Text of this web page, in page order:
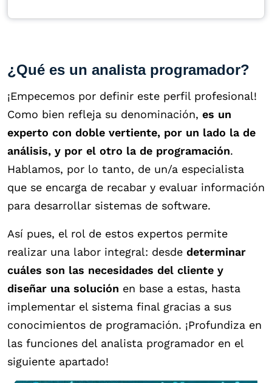
¿Qué es un analista programador?
¡Empecemos por definir este perfil profesional!
Como bien refleja su denominación, es un
experto con doble vertiente, por un lado la de
análisis, y por el otro la de programación.
Hablamos, por lo tanto, de un/a especialista
que se encarga de recabar y evaluar información
para desarrollar sistemas de software.
Así pues, el rol de estos expertos permite
realizar una labor integral: desde determinar
cuáles son las necesidades del cliente y
diseñar una solución en base a estas, hasta
implementar el sistema final gracias a sus
conocimientos de programación. ¡Profundiza en
las funciones del analista programador en el
siguiente apartado!